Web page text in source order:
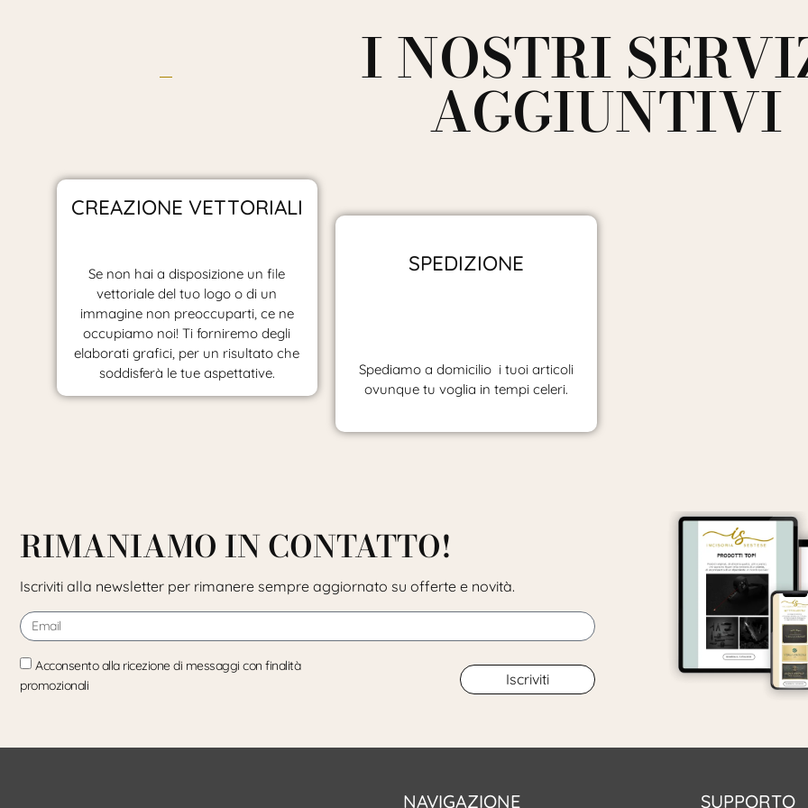
I NOSTRI
AGGIUNTIVI
CREAZIONE VETTORIALI
Se non hai a disposizione un file
vettoriale del tuo logo o di un
immagine non preoccuparti, ce ne
occupiamo noi! Ti forniremo degli
elaborati grafici, per un risultato che
soddisferà le tue aspettative.
SPEDIZIONE
Spediamo a domicilio i tuoi articoli
ovunque tu voglia in tempi celeri.
RIMANIAMO IN CONTATTO!
Iscriviti alla newsletter per rimanere sempre aggiornato su offerte e novità.
Acconsento alla ricezione di messaggi con finalità
promozionali
Iscriviti
NAVIGAZIONE SUPPORTO